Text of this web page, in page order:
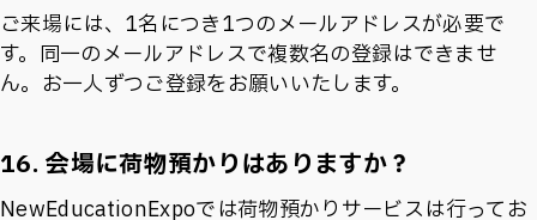
ご来場には、1名につき1つのメールアドレスが必要で
す。同一のメールアドレスで複数名の登録はできませ
ん。お一人ずつご登録をお願いいたします。
16. 会場に荷物預かりはありますか？
NewEducationExpoでは荷物預かりサービスは行ってお